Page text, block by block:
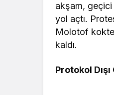
akşam, geçici
yol açtı.
Molotof
kaldı.
Protokol